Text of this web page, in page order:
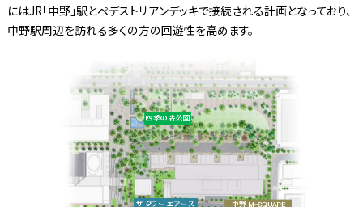
にはJR「中野」駅とペデストリアンデッキで接続される計画となっており、
中野駅周辺を訪れる多くの方の回遊性を高めます。